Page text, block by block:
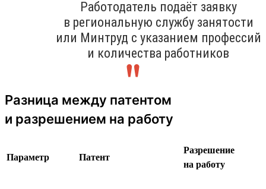
Работодатель подаёт заявку
в региональную службу занятости
или Минтруд с указанием профессий
и количества работников
Разница между патентом
и разрешением на работу
Параметр Патент
Разрешение
на работу